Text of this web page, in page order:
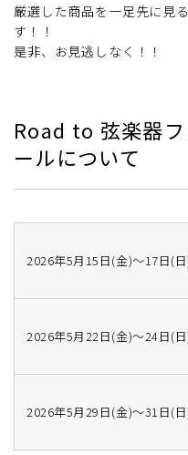
厳選した商品を一足先に見
す！！
是非、お見逃しなく！！
Road to 弦楽器
ールについて
2026年5月15日(金)～17日(
2026年5月22日(金)～24日(
2026年5月29日(金)～31日(